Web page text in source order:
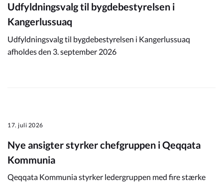
Udfyldningsvalg til bygdebestyrelsen i
Kangerlussuaq
Udfyldningsvalg til bygdebestyrelsen i Kangerlussuaq
afholdes den 3. september 2026
17. juli 2026
Nye ansigter styrker chefgruppen i Qeqqata
Kommunia
Qeqqata Kommunia styrker ledergruppen med fire stærke